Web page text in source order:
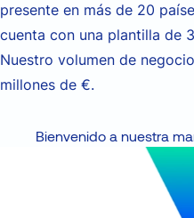
presente en más de 20
cuenta con una plantilla de
Nuestro volumen de
millones de €.
Bienvenido a nuestra